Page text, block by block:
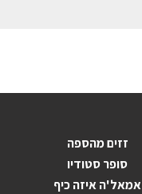
זזים מהספה
סופר סטודיו
אמאל'ה איזה כיף